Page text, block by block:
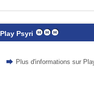
Play Psyri
Plus d'informations sur